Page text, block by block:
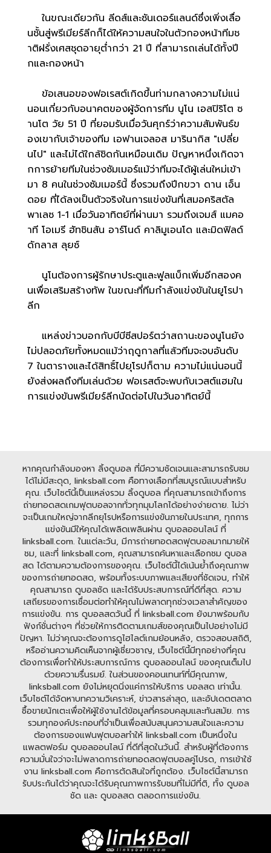
ในขณะเดียวกัน ลีดส์และซันเดอร์แลนด์ซึ่งเพิ่งเลื่อ
นชั้นสู่พรีเมียร์ลีกก็ได้ให้ความสนใจในตัวกองหน้าทีมช
าติฝรั่งเศสชุดอายุต่ำกว่า 21 ปี ที่สามารถเล่นได้ทั้งปี
กและกองหน้า
ข้อเสนอของฟอเรสต์เกิดขึ้นท่ามกลางความไม่แน่
นอนเกี่ยวกับอนาคตของผู้จัดการทีม นูโน เอสปิริโต ซ
านโต วัย 51 ปี ที่ยอมรับเมื่อวันศุกร์ว่าความสัมพันธ์ข
องเขากับเจ้าของทีม เอฟานเจลอส มารินากิส "เปลี่ย
นไป" และไม่ได้ใกล้ชิดกันเหมือนเดิม ปัญหาหนึ่งเกิดจา
กการย้ายทีมในช่วงซัมเมอร์แม้ว่าทีมจะได้ผู้เล่นใหม่เข้า
มา 8 คนในช่วงซัมเมอร์นี้ ซึ่งรวมถึงปีกขวา ดาน เอ็น
ดอย ที่ได้ลงเป็นตัวจริงในการแข่งขันที่เสมอคริสตัล
พาเลซ 1-1 เมื่อวันอาทิตย์ที่ผ่านมา รวมถึงเจมส์ แมคอ
าที โอเมรี ฮัทชินสัน อาร์โนด์ คาลิมูเอนโด และมิดฟิลด์
ดักลาส ลุยซ์
นูโนต้องการผู้รักษาประตูและฟูลแบ็กเพิ่มอีกสองค
นเพื่อเสริมสร้างทัพ ในขณะที่ทีมกำลังแข่งขันในยูโรปา
ลีก
แหล่งข่าวบอกกับบีบีซีสปอร์ตว่าสถานะของนูโนยัง
ไม่ปลอดภัยทั้งหมดแม้ว่าฤดูกาลที่แล้วทีมจะจบอันดับ
7 ในตารางและได้สิทธิ์ไปยุโรปก็ตาม ความไม่แน่นอนนี้
ยังส่งผลถึงทีมเล่นด้วย ฟอเรสต์จะพบกับเวสต์แฮมใน
การแข่งขันพรีเมียร์ลีกนัดต่อไปในวันอาทิตย์นี้
หากคุณกำลังมองหา ลิ้งดูบอล ที่มีความชัดเจนและสามารถรับชม
ได้ไม่มีสะดุด, linksball.com คือทางเลือกที่สมบูรณ์แบบสำหรับ
คุณ. เว็บไซต์นี้เป็นแหล่งรวม ลิ้งดูบอล ที่คุณสามารถเข้าถึงการ
ถ่ายทอดสดเกมฟุตบอลจากทั่วทุกมุมโลกได้อย่างง่ายดาย. ไม่ว่า
จะเป็นเกมใหญ่จากลีกยุโรปหรือการแข่งขันภายในประเทศ, ทุกการ
แข่งขันมีให้คุณได้เพลิดเพลินผ่าน ดูบอลออนไลน์ ที่
linksball.com. ในแต่ละวัน, มีการถ่ายทอดสดฟุตบอลมากมายให้
ชม, และที่ linksball.com, คุณสามารถค้นหาและเลือกชม ดูบอล
สด ได้ตามความต้องการของคุณ. เว็บไซต์นี้ได้เน้นย้ำถึงคุณภาพ
ของการถ่ายทอดสด, พร้อมทั้งระบบภาพและเสียงที่ชัดเจน, ทำให้
คุณสามารถ ดูบอลชัด และได้รับประสบการณ์ที่ดีที่สุด. ความ
เสถียรของการเชื่อมต่อทำให้คุณไม่พลาดทุกช่วงเวลาสำคัญของ
การแข่งขัน. การ ดูบอลสดวันนี้ ที่ linksball.com ยังมาพร้อมกับ
ฟังก์ชั่นต่างๆ ที่ช่วยให้การติดตามเกมส์ของคุณเป็นไปอย่างไม่มี
ปัญหา. ไม่ว่าคุณจะต้องการดูไฮไลต์เกมย้อนหลัง, ตรวจสอบสถิติ,
หรืออ่านความคิดเห็นจากผู้เชี่ยวชาญ, เว็บไซต์นี้มีทุกอย่างที่คุณ
ต้องการเพื่อทำให้ประสบการณ์การ ดูบอลออนไลน์ ของคุณเต็มไป
ด้วยความรื่นรมย์. ในส่วนของคอนเทนท์ที่มีคุณภาพ,
linksball.com ยังไม่หยุดนิ่งแค่การให้บริการ บอลสด เท่านั้น.
เว็บไซต์ได้จัดหาบทความวิเคราะห์, ข่าวสารล่าสุด, และอัปเดตตลาด
ซื้อขายนักเตะเพื่อให้ผู้ใช้งานได้ข้อมูลที่ครอบคลุมและทันสมัย. การ
รวมทุกองค์ประกอบที่จำเป็นเพื่อสนับสนุนความสนใจและความ
ต้องการของแฟนฟุตบอลทำให้ linksball.com เป็นหนึ่งใน
แพลตฟอร์ม ดูบอลออนไลน์ ที่ดีที่สุดในวันนี้. สำหรับผู้ที่ต้องการ
ความมั่นใจว่าจะไม่พลาดการถ่ายทอดสดฟุตบอลคู่โปรด, การเข้าใช้
งาน linksball.com คือการตัดสินใจที่ถูกต้อง. เว็บไซต์นี้สามารถ
รับประกันได้ว่าคุณจะได้รับคุณภาพการรับชมที่ไม่มีที่ติ, ทั้ง ดูบอล
ชัด และ ดูบอลสด ตลอดการแข่งขัน.